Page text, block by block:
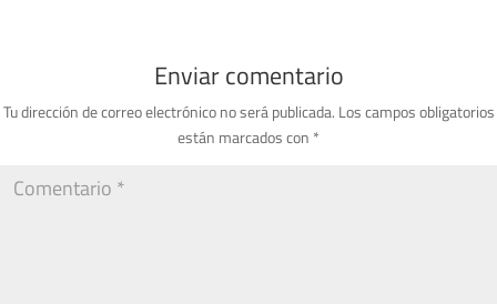
Enviar comentario
Tu dirección de correo electrónico no será publicada. Los campos obligatorios
están marcados con *